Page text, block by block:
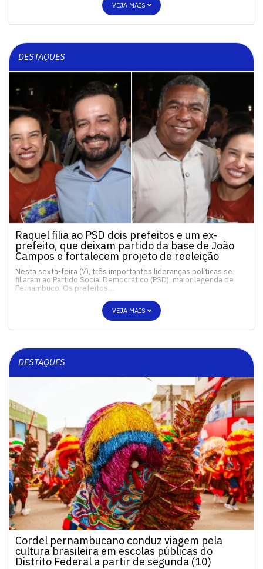
VEJA MAIS
DESTAQUES
Raquel filia ao PSD dois prefeitos e um ex-
prefeito, que deixam partido da base de João
Campos e fortalecem projeto de reeleição
Nesta sexta-feira (7), três importantes lideranças políticas se
filiaram ao Partido Social Democrático (PSD), maior legenda de
Pernambuco. Os prefeitos…
VEJA MAIS
DESTAQUES
Cordel pernambucano conduz viagem pela
cultura brasileira em escolas públicas do
Distrito Federal a partir de segunda (10)